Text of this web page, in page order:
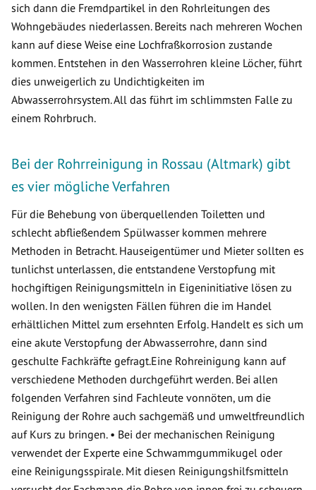
sich dann die Fremdpartikel in den Rohrleitungen des
Wohngebäudes niederlassen. Bereits nach mehreren Wochen
kann auf diese Weise eine Lochfraßkorrosion zustande
kommen. Entstehen in den Wasserrohren kleine Löcher, führt
dies unweigerlich zu Undichtigkeiten im
Abwasserrohrsystem. All das führt im schlimmsten Falle zu
einem Rohrbruch.
Bei der Rohrreinigung in Rossau (Altmark) gibt
es vier mögliche Verfahren
Für die Behebung von überquellenden Toiletten und
schlecht abfließendem Spülwasser kommen mehrere
Methoden in Betracht. Hauseigentümer und Mieter sollten es
tunlichst unterlassen, die entstandene Verstopfung mit
hochgiftigen Reinigungsmitteln in Eigeninitiative lösen zu
wollen. In den wenigsten Fällen führen die im Handel
erhältlichen Mittel zum ersehnten Erfolg. Handelt es sich um
eine akute Verstopfung der Abwasserrohre, dann sind
geschulte Fachkräfte gefragt.Eine Rohreinigung kann auf
verschiedene Methoden durchgeführt werden. Bei allen
folgenden Verfahren sind Fachleute vonnöten, um die
Reinigung der Rohre auch sachgemäß und umweltfreundlich
auf Kurs zu bringen. • Bei der mechanischen Reinigung
verwendet der Experte eine Schwammgummikugel oder
eine Reinigungsspirale. Mit diesen Reinigungshilfsmitteln